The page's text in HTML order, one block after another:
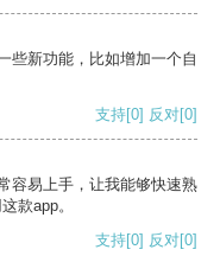
些新功能，比如增加一个自
支持[0] 反对[0]
容易上手，让我能够快速熟
款app。
支持[0] 反对[0]